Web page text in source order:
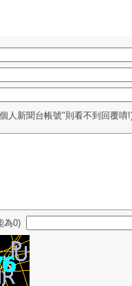
人新聞台帳號"則看不到回覆唷
為0)